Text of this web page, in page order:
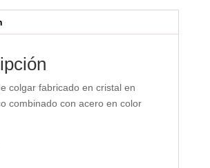
colgar fabricado en cristal en
combinado con acero en color